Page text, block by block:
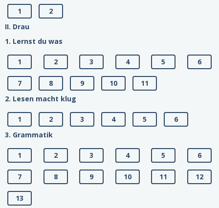
1
2
II. Drau
1. Lernst du was
1 2 3 4 5 6
7 8 9 10
11
2. Lesen macht klug
1 2 3 4 5
6
3. Grammatik
1 2 3 4 5 6
7 8 9 10 11 12
13